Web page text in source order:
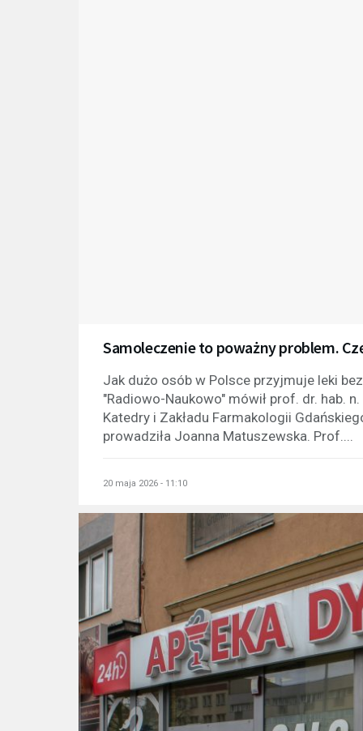
Samoleczenie to poważny problem.
Jak dużo osób w Polsce przyjmuje leki
"Radiowo-Naukowo" mówił prof. dr. hab.
Katedry i Zakładu Farmakologii
prowadziła Joanna Matuszewska. Prof....
20 maja 2026 - 11:10